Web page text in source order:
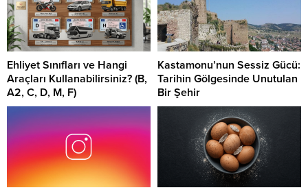
Ehliyet Sınıfları ve Hangi
Araçları Kullanabilirsiniz? (B,
A2, C, D, M, F)
Kastamonu’nun Sessiz Gücü:
Tarihin Gölgesinde Unutulan
Bir Şehir